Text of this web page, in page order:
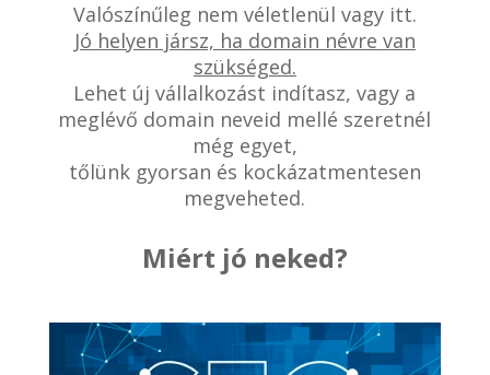
Valószínűleg nem véletlenül vagy itt.
Jó helyen jársz, ha domain névre van
szükséged.
Lehet új vállalkozást indítasz, vagy a
meglévő domain neveid mellé szeretnél
még egyet,
tőlünk gyorsan és kockázatmentesen
megveheted.
Miért jó neked?